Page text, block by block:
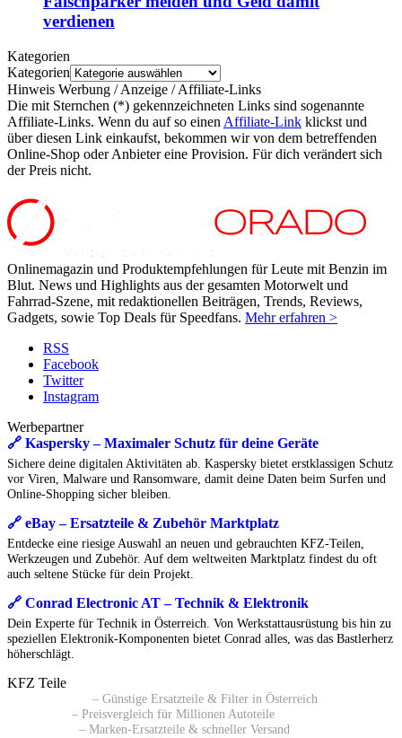
verdienen
Kategorien
Kategorien
Hinweis Werbung / Anzeige / Affiliate-Links
Die mit Sternchen (*) gekennzeichneten Links sind sogenannte
Affiliate-Links. Wenn du auf so einen Affiliate-Link klickst und
über diesen Link einkaufst, bekommen wir von dem betreffenden
Online-Shop oder Anbieter eine Provision. Für dich verändert sich
der Preis nicht.
Onlinemagazin und Produktempfehlungen für Leute mit Benzin im
Blut. News und Highlights aus der gesamten Motorwelt und
Fahrrad-Szene, mit redaktionellen Beiträgen, Trends, Reviews,
Gadgets, sowie Top Deals für Speedfans. Mehr erfahren >
RSS
Facebook
Twitter
Instagram
Werbepartner
🔗 Kaspersky – Maximaler Schutz für deine Geräte
Sichere deine digitalen Aktivitäten ab. Kaspersky bietet erstklassigen Schutz
vor Viren, Malware und Ransomware, damit deine Daten beim Surfen und
Online-Shopping sicher bleiben.
🔗 eBay – Ersatzteile & Zubehör Marktplatz
Entdecke eine riesige Auswahl an neuen und gebrauchten KFZ-Teilen,
Werkzeugen und Zubehör. Auf dem weltweiten Marktplatz findest du oft
auch seltene Stücke für dein Projekt.
🔗 Conrad Electronic AT – Technik & Elektronik
Dein Experte für Technik in Österreich. Von Werkstattausrüstung bis hin zu
speziellen Elektronik-Komponenten bietet Conrad alles, was das Bastlerherz
höherschlägt.
KFZ Teile
– Günstige Ersatzteile & Filter in Österreich
– Preisvergleich für Millionen Autoteile
– Marken-Ersatzteile & schneller Versand